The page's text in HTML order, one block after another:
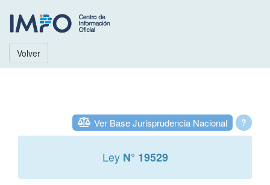
Volver
?
Ver Base Jurisprudencia Nacional
Ley N° 19529